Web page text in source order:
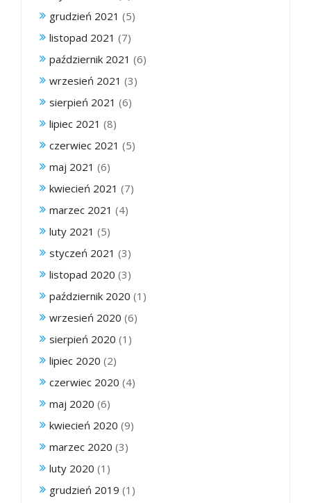
grudzień 2021 (5)
listopad 2021 (7)
październik 2021 (6)
wrzesień 2021 (3)
sierpień 2021 (6)
lipiec 2021 (8)
czerwiec 2021 (5)
maj 2021 (6)
kwiecień 2021 (7)
marzec 2021 (4)
luty 2021 (5)
styczeń 2021 (3)
listopad 2020 (3)
październik 2020 (1)
wrzesień 2020 (6)
sierpień 2020 (1)
lipiec 2020 (2)
czerwiec 2020 (4)
maj 2020 (6)
kwiecień 2020 (9)
marzec 2020 (3)
luty 2020 (1)
grudzień 2019 (1)